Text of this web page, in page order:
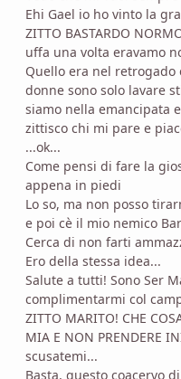
Ehi Gael io ho vinto la
ZITTO BASTARDO
uffa una volta eravamo
Quello era nel
donne sono solo lavare
siamo nella emancipata
zittisco chi mi pare e
...ok...
Come pensi di fare la
appena in piedi
Lo so, ma non posso
e poi cè il mio nemico
Cerca di non farti
Ero della stessa idea...
Salute a tutti! Sono Ser
complimentarmi col
ZITTO MARITO! CHE
MIA E NON PRENDERE
scusatemi...
Basta, questo coacervo